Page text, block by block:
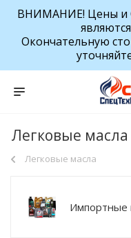
ВНИМАНИЕ! Цены и
Окончательную
Легковые
Легковые масла
Импортные